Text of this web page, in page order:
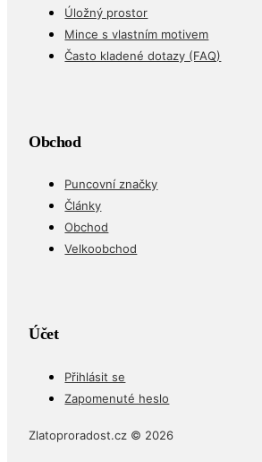
Úložný prostor
Mince s vlastním motivem
Často kladené dotazy (FAQ)
Obchod
Puncovní značky
Články
Obchod
Velkoobchod
Účet
Přihlásit se
Zapomenuté heslo
Zlatoproradost.cz © 2026